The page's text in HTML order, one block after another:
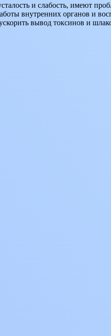
и слабость, имеют
внутренних органов и
вывод токсинов и